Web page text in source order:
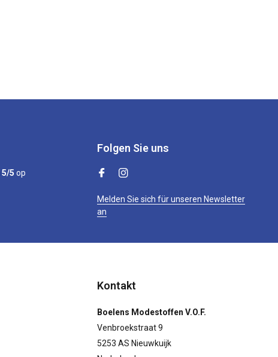
5/5 op
Folgen Sie uns
Melden Sie sich für unseren Newsletter
an
Kontakt
Boelens Modestoffen V.O.F.
Venbroekstraat 9
5253 AS Nieuwkuijk